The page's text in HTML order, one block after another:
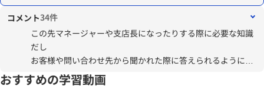
コメント34件
この先マネージャーや支店長になったりする際に必要な知識
だし
お客様や問い合わせ先から聞かれた際に答えられるようにし
たいと思った。
おすすめの学習動画